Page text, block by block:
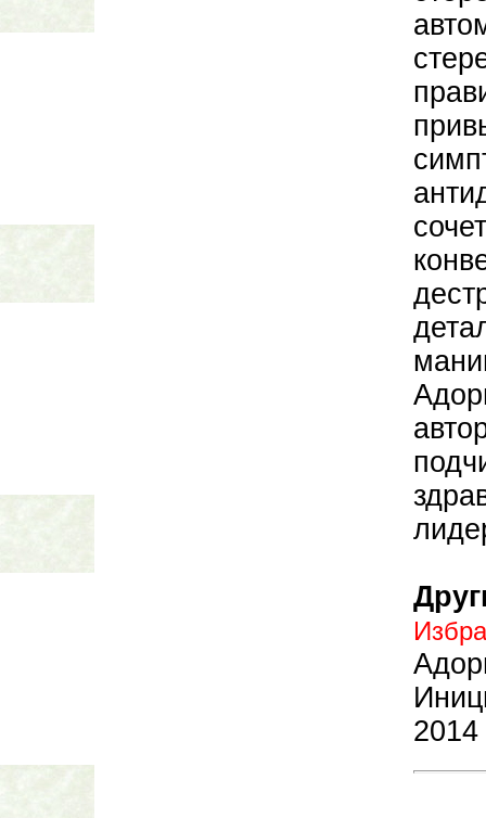
2014